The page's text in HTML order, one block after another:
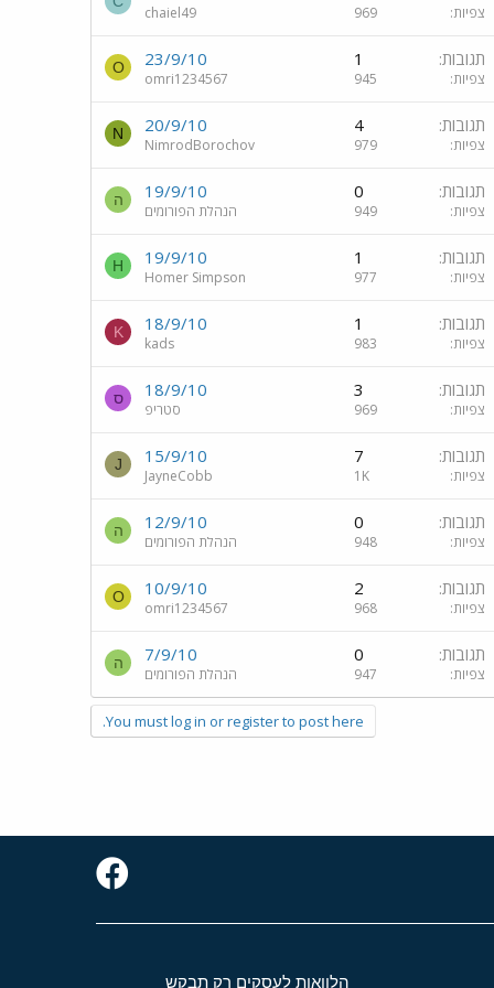
צפיות 969
chaiel49
תגובות 1
צפיות 945
23/9/10
omri1234567
O
תגובות 4
צפיות 979
20/9/10
NimrodBorochov
N
תגובות 0
צפיות 949
19/9/10
הנהלת הפורומים
ה
תגובות 1
צפיות 977
19/9/10
Homer Simpson
H
תגובות 1
צפיות 983
18/9/10
kads
K
תגובות 3
צפיות 969
18/9/10
סטריפ
ס
תגובות 7
צפיות 1K
15/9/10
JayneCobb
J
תגובות 0
צפיות 948
12/9/10
הנהלת הפורומים
ה
תגובות 2
צפיות 968
10/9/10
omri1234567
O
תגובות 0
צפיות 947
7/9/10
הנהלת הפורומים
ה
You must log in or register to post here.
הלוואות לעסקים רק תבקש